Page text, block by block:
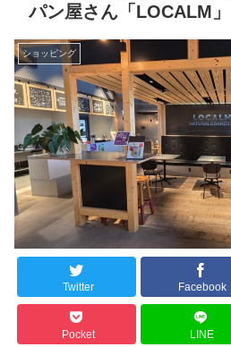
パン屋さん「LOCALM」
ショッピング
Twitter Facebook
Pocket LINE